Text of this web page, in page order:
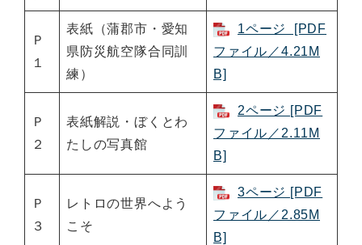
Ｐ
１
表紙（蒲郡市・愛知
県防災航空隊合同訓
練）
1ページ [PDF
ファイル／4.21M
B]
Ｐ
２
表紙解説・ぼくとわ
たしの写真館
2ページ [PDF
ファイル／2.11M
B]
Ｐ
３
レトロの世界へよう
こそ
3ページ [PDF
ファイル／2.85M
B]